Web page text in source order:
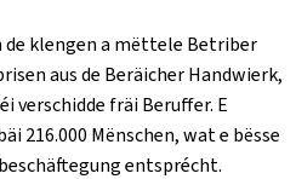
de klengen a mëttele Betriber
aus de Beräicher Handwierk,
verschidde fräi Beruffer. E
216.000 Mënschen, wat e bësse
entsprécht.